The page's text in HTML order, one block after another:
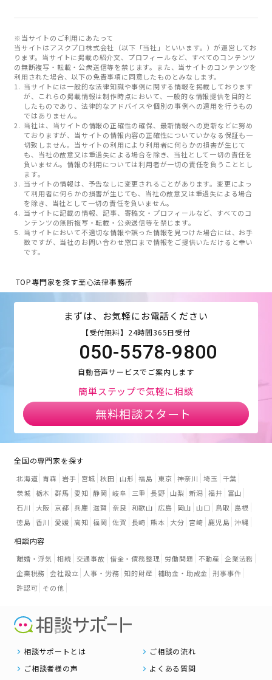
※当サイトのご利用にあたって
当サイトはアスクプロ株式会社（以下「当社」といいます。）が運営してお
ります。当サイトに掲載の紹介文、プロフィールなど、すべてのコンテンツ
の無断複写・転載・公衆送信等を禁じます。また、当サイトのコンテンツを
利用された場合、以下の免責事項に同意したものとみなします。
当サイトには一般的な法律知識や事例に関する情報を掲載しております
が、これらの掲載情報は制作時点において、一般的な情報提供を目的と
したものであり、法律的なアドバイスや個別の事例への適用を行うもの
ではありません。
当社は、当サイトの情報の正確性の確保、最新情報への更新などに努め
ておりますが、当サイトの情報内容の正確性についていかなる保証も一
切致しません。当サイトの利用により利用者に何らかの損害が生じて
も、当社の故意又は重過失による場合を除き、当社として一切の責任を
負いません。情報の利用については利用者が一切の責任を負うこととし
ます。
当サイトの情報は、予告なしに変更されることがあります。変更によっ
て利用者に何らかの損害が生じても、当社の故意又は重過失による場合
を除き、当社として一切の責任を負いません。
当サイトに記載の情報、記事、寄稿文・プロフィールなど、すべてのコ
ンテンツの無断複写・転載・公衆送信等を禁じます。
当サイトにおいて不適切な情報や誤った情報を見つけた場合には、お手
数ですが、当社のお問い合わせ窓口まで情報をご提供いただけると幸い
です。
TOP専門家を探す至心法律事務所
まずは、お気軽にお電話ください
【受付無料】24時間365日受付
050-5578-9800
自動音声サービスでご案内します
簡単ステップで気軽に相談
無料相談スタート
全国の専門家を探す
北海道 青森 岩手 宮城 秋田 山形 福島 東京 神奈川 埼玉 千葉
茨城 栃木 群馬 愛知 静岡 岐阜 三重 長野 山梨 新潟 福井
富山
石川
大阪 京都 兵庫 滋賀 奈良 和歌山 広島 岡山 山口 鳥取
島根
徳島 香川 愛媛 高知 福岡 佐賀 長崎 熊本 大分 宮崎 鹿児島 沖縄
相談内容
離婚・浮気 相続 交通事故 借金・債務整理 労働問題 不動産 企業法務
企業税務 会社設立 人事・労務 知的財産 補助金・助成金 刑事事件
許認可 その他
相談サポートとは
ご相談の流れ
ご相談者様の声
よくある質問